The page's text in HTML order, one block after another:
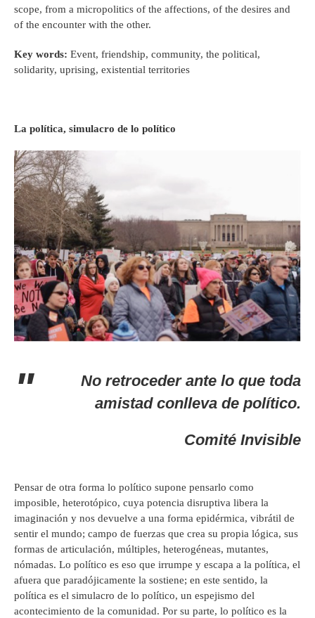
scope, from a micropolitics of the affections, of the desires and
of the encounter with the other.
Key words: Event, friendship, community, the political,
solidarity, uprising, existential territories
La política, simulacro de lo político
No retroceder ante lo que toda
amistad conlleva de político.
Comité Invisible
Pensar de otra forma lo político supone pensarlo como
imposible, heterotópico, cuya potencia disruptiva libera la
imaginación y nos devuelve a una forma epidérmica, vibrátil de
sentir el mundo; campo de fuerzas que crea su propia lógica, sus
formas de articulación, múltiples, heterogéneas, mutantes,
nómadas. Lo político es eso que irrumpe y escapa a la política, el
afuera que paradójicamente la sostiene; en este sentido, la
política es el simulacro de lo político, un espejismo del
acontecimiento de la comunidad. Por su parte, lo político es la